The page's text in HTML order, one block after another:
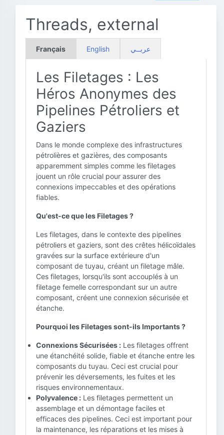
Threads, external
Français English عربــي
Les Filetages : Les
Héros Anonymes des
Pipelines Pétroliers et
Gaziers
Dans le monde complexe des infrastructures
pétrolières et gazières, des composants
apparemment simples comme les filetages
jouent un rôle crucial pour assurer des
connexions impeccables et des opérations
fiables.
Qu'est-ce que les Filetages ?
Les filetages, dans le contexte des pipelines
pétroliers et gaziers, sont des crêtes hélicoïdales
gravées sur la surface extérieure d'un
composant de tuyau, créant un filetage mâle.
Ces filetages, lorsqu'ils sont accouplés à un
filetage femelle correspondant sur un autre
composant, créent une connexion sécurisée et
étanche.
Pourquoi les Filetages sont-ils Importants ?
Connexions Sécurisées : Les filetages offrent
une étanchéité solide, fiable et étanche entre les
composants du tuyau. Ceci est crucial pour
prévenir les déversements, les fuites et les
risques environnementaux.
Polyvalence : Les filetages permettent un
assemblage et un démontage faciles et
efficaces des pipelines. Ceci est important pour
la maintenance, les réparations et les mises à